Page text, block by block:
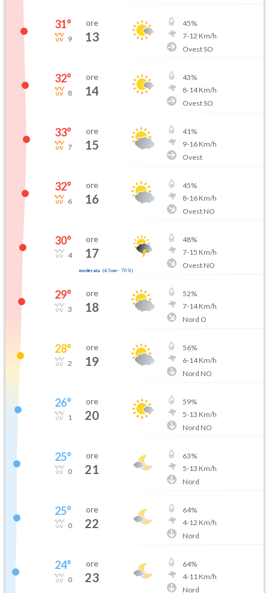
31°
9
ore
13
45%
7-12 Km/h
Ovest SO
32°
8
ore
14
43%
8-14Km/h
Ovest SO
33°
7
ore
15
41%
9-16Km/h
Ovest
32°
6
ore
16
45%
8-16Km/h
Ovest NO
30°
4
ore
17
moderata (4.5mm- 70 %)
48%
7-15 Km/h
Ovest NO
29°
3
ore
18
52%
7-14Km/h
Nord O
28°
2
ore
19
56%
6-14Km/h
Nord NO
26°
1
ore
20
59%
5-13 Km/h
Nord NO
25°
0
ore
21
63%
5-13 Km/h
Nord
25°
0
ore
22
64%
4-12 Km/h
Nord
24°
0
ore
23
64%
4-11Km/h
Nord